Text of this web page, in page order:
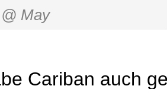
@ May
Cariban auch